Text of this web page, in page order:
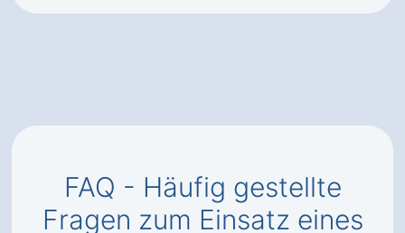
FAQ - Häufig gestellte
Fragen zum Einsatz eines